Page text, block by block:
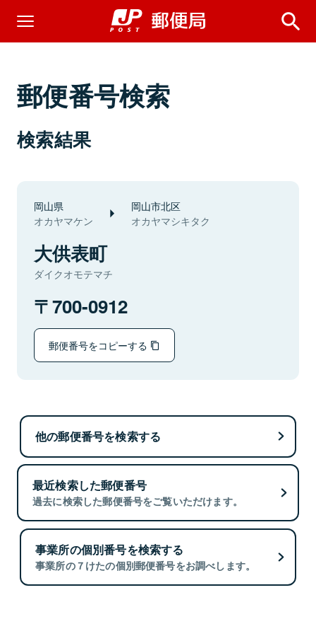
郵便番号検索
検索結果
岡山県
オカヤマケン
岡山市北区
オカヤマシキタク
大供表町
ダイクオモテマチ
700-0912
郵便番号をコピーする
他の郵便番号を検索する
最近検索した郵便番号
過去に検索した郵便番号をご覧いただけます。
事業所の個別番号を検索する
事業所の７けたの個別郵便番号をお調べします。